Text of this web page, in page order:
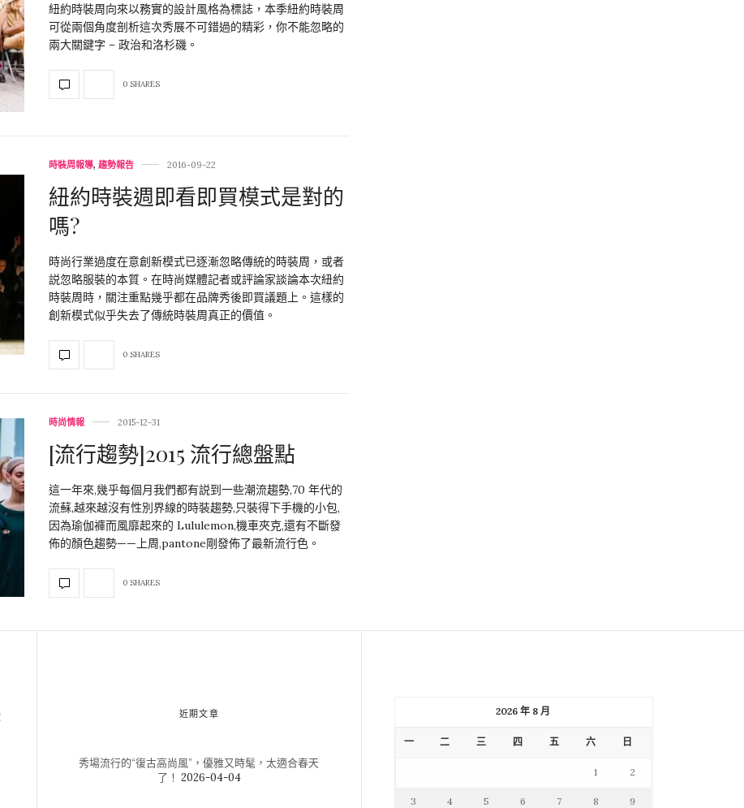
紐約時裝周向來以務實的設計風格為標誌，本季紐約時裝周
可從兩個角度剖析這次秀展不可錯過的精彩，你不能忽略的
兩大關鍵字 – 政治和洛杉磯。
0 SHARES
時裝周報導, 趨勢報告 2016-09-22
紐約時裝週即看即買模式是對的
嗎?
時尚行業過度在意創新模式已逐漸忽略傳統的時裝周，或者
説忽略服裝的本質。在時尚媒體記者或評論家談論本次紐約
時裝周時，關注重點幾乎都在品牌秀後即買議題上。這樣的
創新模式似乎失去了傳統時裝周真正的價值。
0 SHARES
時尚情報 2015-12-31
[流行趨勢]2015 流行總盤點
這一年來,幾乎每個月我們都有説到一些潮流趨勢,70 年代的
流蘇,越來越沒有性別界線的時裝趨勢,只裝得下手機的小包,
因為瑜伽褲而風靡起來的 Lululemon,機車夾克,還有不斷發
佈的顏色趨勢——上周,pantone剛發佈了最新流行色。
0 SHARES
近期文章
秀場流行的“復古高尚風”，優雅又時髦，太適合春天
了！ 2026-04-04
2026 年 8 月
一 二 三 四 五 六 日
1 2
3 4 5 6 7 8 9